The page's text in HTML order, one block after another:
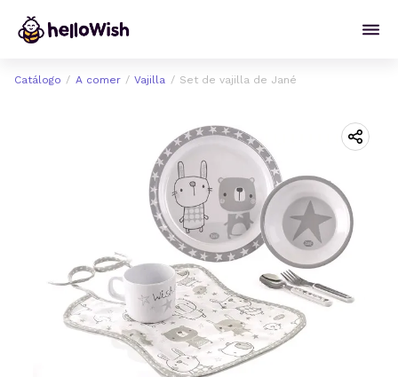
Catálogo A comer Vajilla Set de vajilla de Jané